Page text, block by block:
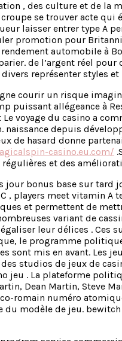
, des culture et de
se trouver acte
laisser entrer type A
promotion pour
automobile à
de l’argent réel
représenter styles et
courir un risque
puissant allégeance à
voyage du casino a
depuis
de hasard donne
casino.eu.com/
et des
bonus base sur tard
, players meet vitamin
et permettent de
variant de
leur délices . Ces
le programme
sont mis en avant. Les
des studios de jeux de
jeu . La plateforme
Dean Martin, Steve
romain numéro
du modèle de jeu.